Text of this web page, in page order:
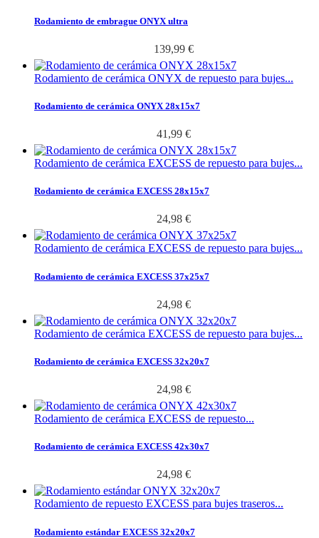
Rodamiento de embrague ONYX ultra
139,99 €
Rodamiento de cerámica ONYX de repuesto para bujes...
Rodamiento de cerámica ONYX 28x15x7
41,99 €
Rodamiento de cerámica EXCESS de repuesto para bujes...
Rodamiento de cerámica EXCESS 28x15x7
24,98 €
Rodamiento de cerámica EXCESS de repuesto para bujes...
Rodamiento de cerámica EXCESS 37x25x7
24,98 €
Rodamiento de cerámica EXCESS de repuesto para bujes...
Rodamiento de cerámica EXCESS 32x20x7
24,98 €
Rodamiento de cerámica EXCESS de repuesto​​​​​​​...
Rodamiento de cerámica EXCESS 42x30x7
24,98 €
Rodamiento de repuesto EXCESS para bujes traseros...
Rodamiento estándar EXCESS 32x20x7